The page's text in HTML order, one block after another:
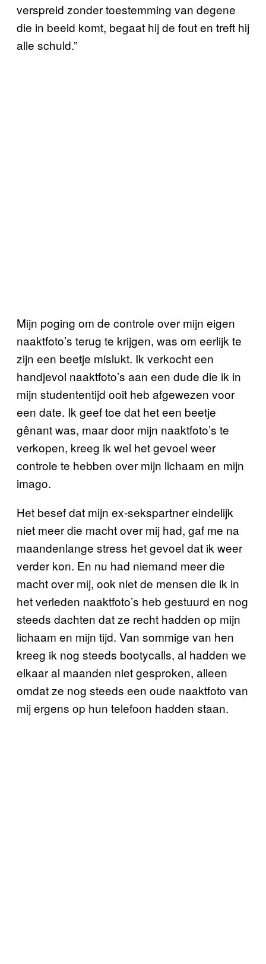
verspreid zonder toestemming van degene
die in beeld komt, begaat hij de fout en treft hij
alle schuld.”
Mijn poging om de controle over mijn eigen
naaktfoto’s terug te krijgen, was om eerlijk te
zijn een beetje mislukt. Ik verkocht een
handjevol naaktfoto’s aan een dude die ik in
mijn studententijd ooit heb afgewezen voor
een date. Ik geef toe dat het een beetje
gênant was, maar door mijn naaktfoto’s te
verkopen, kreeg ik wel het gevoel weer
controle te hebben over mijn lichaam en mijn
imago.
Het besef dat mijn ex-sekspartner eindelijk
niet meer die macht over mij had, gaf me na
maandenlange stress het gevoel dat ik weer
verder kon. En nu had niemand meer die
macht over mij, ook niet de mensen die ik in
het verleden naaktfoto’s heb gestuurd en nog
steeds dachten dat ze recht hadden op mijn
lichaam en mijn tijd. Van sommige van hen
kreeg ik nog steeds bootycalls, al hadden we
elkaar al maanden niet gesproken, alleen
omdat ze nog steeds een oude naaktfoto van
mij ergens op hun telefoon hadden staan.